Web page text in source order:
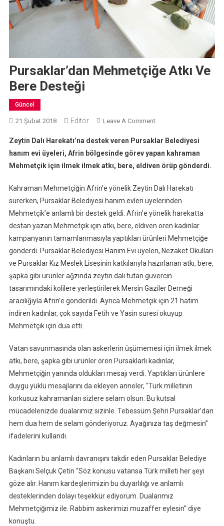
Pursaklar’dan Mehmetçiğe Atkı Ve
Bere Desteği
Güncel
21 Şubat 2018 Editör Leave A CommentOn
Mehmetçiğe
Atkı
Ve
Desteği
Zeytin Dalı Harekatı’na destek veren Pursaklar Belediyesi
hanım evi üyeleri, Afrin bölgesinde görev yapan kahraman
Mehmetçik için ilmek ilmek atkı, bere, eldiven örüp gönderdi.
Kahraman Mehmetçiğin Afrin’e yönelik Zeytin Dalı Harekatı
sürerken, Pursaklar Belediyesi hanım evleri üyelerinden
Mehmetçik’e anlamlı bir destek geldi. Afrin’e yönelik harekatta
destan yazan Mehmetçik için atkı, bere, eldiven ören kadınlar
kampanyanın tamamlanmasıyla yaptıkları ürünleri Mehmetçiğe
gönderdi. Pursaklar Belediyesi Hanım Evi üyeleri, Nezaket Okulları
ve Pursaklar Kız Meslek Lisesinin katkılarıyla hazırlanan atkı, bere,
şapka gibi ürünler ağzında zeytin dalı tutan güvercin
tasarımındaki kolilere yerleştirilerek Mersin Gaziler Derneği
aracılığıyla Afrin’e gönderildi. Ayrıca Mehmetçik için 21 hatim
indiren kadınlar, çok sayıda Fetih ve Yasin suresi okuyup
Mehmetçik için dua etti.
Vatan savunmasında olan askerlerin üşümemesi için ilmek ilmek
atkı, bere, şapka gibi ürünler ören Pursaklarlı kadınlar,
Mehmetçiğin yanında oldukları mesajı verdi. Yaptıkları ürünlere
duygu yüklü mesajlarını da ekleyen anneler, “Türk milletinin
korkusuz kahramanları sizlere selam olsun. Bu kutsal
mücadelenizde dualarımız sizinle. Tebessüm Şehri Pursaklar’dan
hem dua hem de selam gönderiyoruz. Ayağınıza taş değmesin”
ifadelerini kullandı.
Kadınların bu anlamlı davranışını takdir eden Pursaklar Belediye
Başkanı Selçuk Çetin “Söz konusu vatansa Türk milleti her şeyi
göze alır. Hanım kardeşlerimizin bu duyarlılığı ve anlamlı
desteklerinden dolayı teşekkür ediyorum. Dualarımız
Mehmetçiğimiz ile. Rabbim askerimizi muzaffer eylesin” diye
konuştu.